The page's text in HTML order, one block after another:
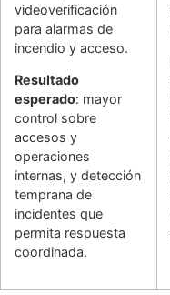
videoverificación
para alarmas de
incendio y acceso.
Resultado
esperado: mayor
control sobre
accesos y
operaciones
internas, y detección
temprana de
incidentes que
permita respuesta
coordinada.